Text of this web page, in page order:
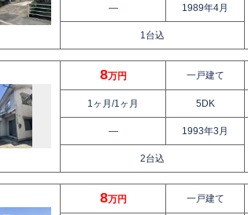
—
1989年4月
1台込
8万円 一戸建て
1ヶ月/1ヶ月 5DK
—
1993年3月
2台込
8万円 一戸建て